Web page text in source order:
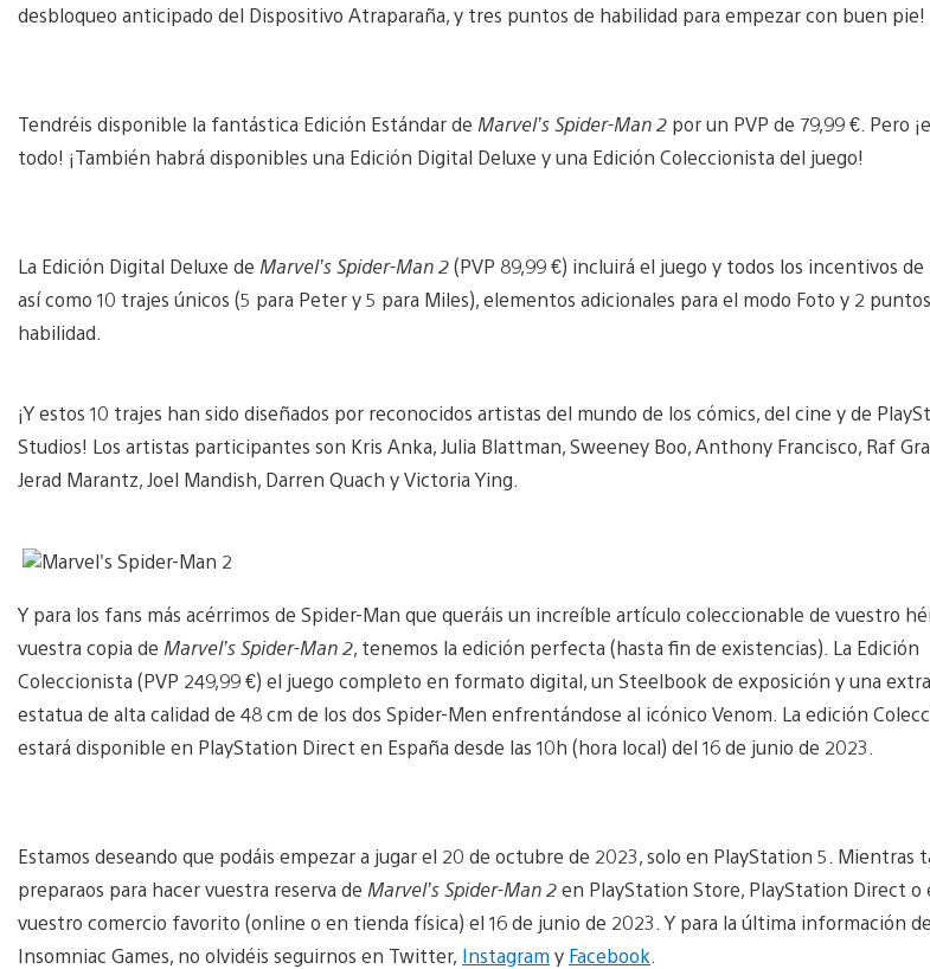
desbloqueo anticipado del Dispositivo Atraparaña, y tres puntos de habilidad para empezar con buen pie!
and
download
image
Tendréis disponible la fantástica Edición Estándar de Marvel’s Spider-Man 2 por un PVP de 79,99 €. Pero
todo! ¡También habrá disponibles una Edición Digital Deluxe y una Edición Coleccionista del juego!
La Edición Digital Deluxe de Marvel’s Spider-Man 2(PVP 89,99 €) incluirá el juego y todos los incentivos de
así como 10 trajes únicos (5 para Peter y 5 para Miles), elementos adicionales para el modo Foto y 2
habilidad.
¡Y estos 10 trajes han sido diseñados por reconocidos artistas del mundo de los cómics, del cine y de
Studios! Los artistas participantes son Kris Anka, Julia Blattman, Sweeney Boo, Anthony Francisco, Raf
Jerad Marantz, Joel Mandish, Darren Quach y Victoria Ying.
Y para los fans más acérrimos de Spider-Man que queráis un increíble artículo coleccionable de vuestro
vuestra copia de Marvel’s Spider-Man 2, tenemos la edición perfecta (hasta fin de existencias). La Edición
Coleccionista (PVP 249,99 €) el juego completo en formato digital, un Steelbook de exposición y una
estatua de alta calidad de 48 cm de los dos Spider-Men enfrentándose al icónico Venom. La edición
estará disponible en PlayStation Direct en España desde las 10h (hora local) del 16 de junio de 2023.
Estamos deseando que podáis empezar a jugar el 20 de octubre de 2023, solo en PlayStation 5. Mientras
preparaos para hacer vuestra reserva de Marvel’s Spider-Man 2en PlayStation Store, PlayStation Direct o
vuestro comercio favorito (online o en tienda física) el 16 de junio de 2023. Y para la última información de
Insomniac Games, no olvidéis seguirnos en Twitter, Instagram y Facebook